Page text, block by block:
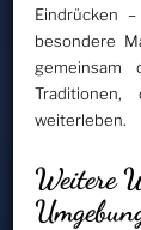
Eindrücken
besondere
weiterleben.
Weitere